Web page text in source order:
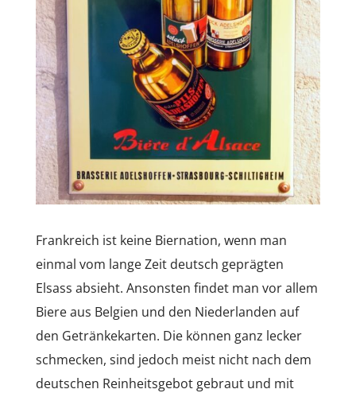
Frankreich ist keine Biernation, wenn man
einmal vom lange Zeit deutsch geprägten
Elsass absieht. Ansonsten findet man vor allem
Biere aus Belgien und den Niederlanden auf
den Getränkekarten. Die können ganz lecker
schmecken, sind jedoch meist nicht nach dem
deutschen Reinheitsgebot gebraut und mit